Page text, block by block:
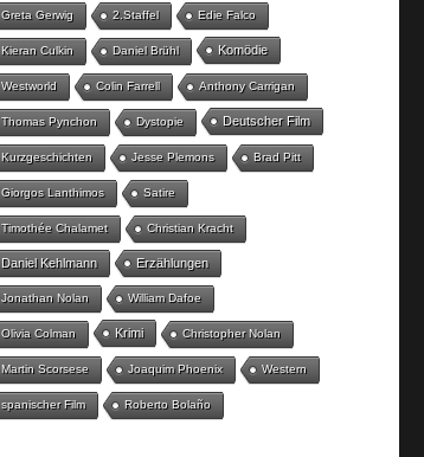
Greta Gerwig 2.Staffel Edie Falco
Kieran Culkin Daniel Brühl Komödie
Westworld Colin Farrell Anthony Carrigan
Thomas Pynchon Dystopie Deutscher Film
Kurzgeschichten Jesse Plemons Brad Pitt
Giorgos Lanthimos Satire
Timothée Chalamet Christian Kracht
Daniel Kehlmann Erzählungen
Jonathan Nolan William Dafoe
Olivia Colman Krimi Christopher Nolan
Martin Scorsese Joaquim Phoenix Western
spanischer Film Roberto Bolaño